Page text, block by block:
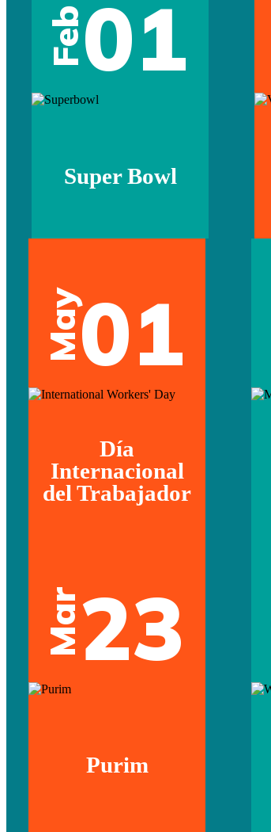
Feb01
Super Bowl
May01
Día
Internacional
del Trabajador
Mar23
Purim